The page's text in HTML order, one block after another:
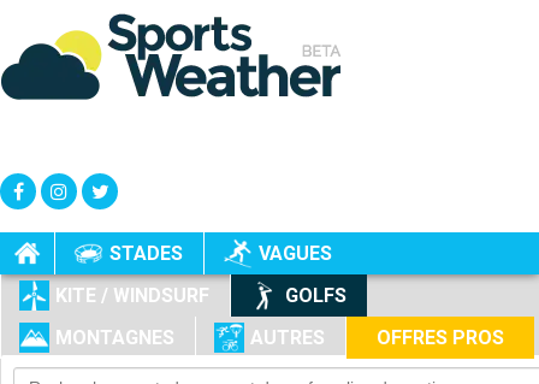
STADES
VAGUES
KITE / WINDSURF
GOLFS
MONTAGNES
AUTRES OFFRES PROS
+
-